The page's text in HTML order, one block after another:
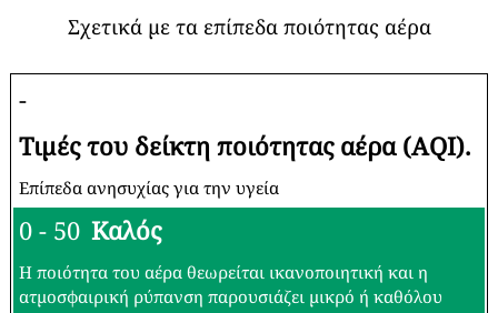
Σχετικά με τα επίπεδα ποιότητας αέρα
-
Τιμές του δείκτη ποιότητας αέρα (AQI).
Επίπεδα ανησυχίας για την υγεία
0 - 50 Καλός
Η ποιότητα του αέρα θεωρείται ικανοποιητική και η
ατμοσφαιρική ρύπανση παρουσιάζει μικρό ή καθόλου